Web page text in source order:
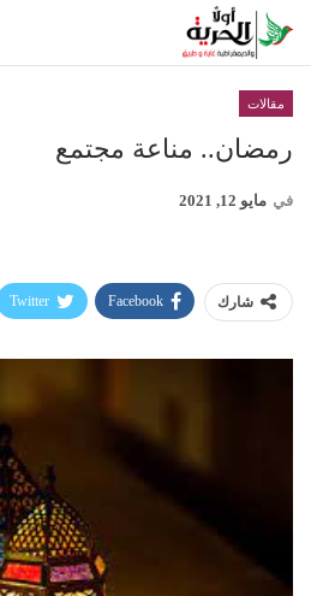
مقالات
رمضان.. مناعة مجتمع
في مايو 12, 2021
شارك Facebook
Twitter